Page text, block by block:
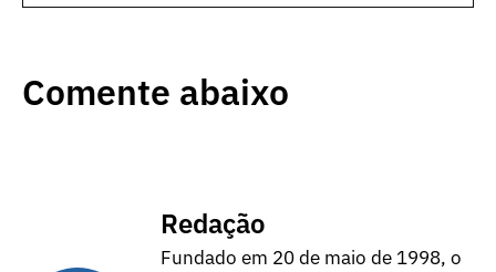
Comente abaixo
Redação
Fundado em 20 de maio de 1998, o